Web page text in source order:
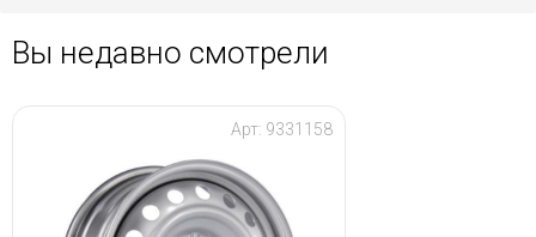
Вы недавно смотрели
Арт: 9331158